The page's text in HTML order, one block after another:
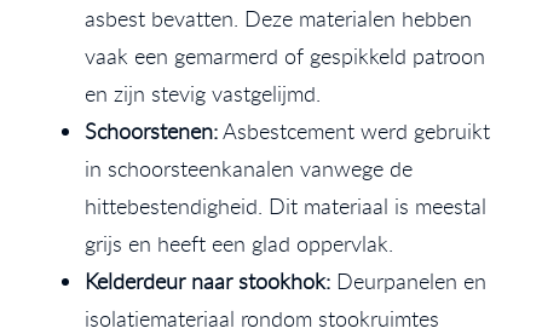
asbest bevatten. Deze materialen hebben
vaak een gemarmerd of gespikkeld patroon
en zijn stevig vastgelijmd.
Schoorstenen:Asbestcement werd gebruikt
in schoorsteenkanalen vanwege de
hittebestendigheid. Dit materiaal is meestal
grijs en heeft een glad oppervlak.
Kelderdeur naar stookhok: Deurpanelen en
isolatiemateriaal rondom stookruimtes